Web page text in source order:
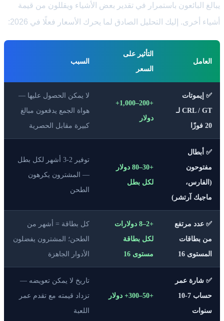
يبالغ البائعون باستمرار في تقدير بعض الأشياء ويقللون من قيمة
أشياء أخرى. إليك التحليل الصادق لما يحرك الأسعار فعلًا في 2026:
العامل
التأثير على
السعر
السبب
✅ إيموتات
CRL / GT لـ
20 فوزًا
+200–1,000+
دولار
لا يمكن الحصول عليها —
هواة الجمع يدفعون مبالغ
كبيرة مقابل الحصرية
✅ أبطال
مفتوحون
(الفارس،
ماجيك آرتشر)
+30–80 دولار
لكل بطل
توفير 2-3 أشهر لكل بطل
— المشترون يكرهون
الطحن
✅ عدد مرتفع
من بطاقات
المستوى 16
+2–8 دولارات
لكل بطاقة
مستوى 16
كل بطاقة = أشهر من
الطحن؛ المشترون يفضلون
الأدوار الجاهزة
✅ شارة عمر
حساب 7-10
سنوات
+50–300+ دولار
تاريخ لا يمكن تعويضه —
تزداد قيمته مع تقدم عمر
اللعبة